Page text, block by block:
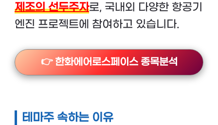
제조의 선두주자로, 국내외 다양한 항공기
엔진 프로젝트에 참여하고 있습니다.
👉 한화에어로스페이스 종목분석
테마주 속하는 이유